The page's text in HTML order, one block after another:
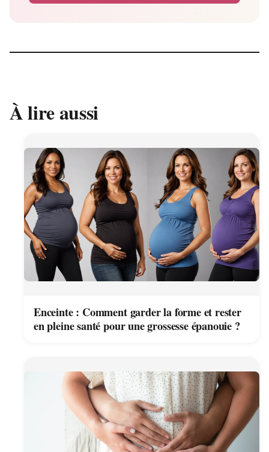
À lire aussi
Enceinte : Comment garder la forme et rester
en pleine santé pour une grossesse épanouie ?